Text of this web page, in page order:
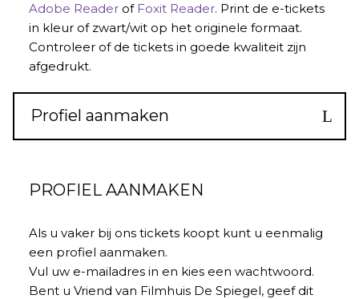
Adobe Reader of Foxit Reader. Print de e-tickets
in kleur of zwart/wit op het originele formaat.
Controleer of de tickets in goede kwaliteit zijn
afgedrukt.
Profiel aanmaken
PROFIEL AANMAKEN
Als u vaker bij ons tickets koopt kunt u eenmalig
een profiel aanmaken.
Vul uw e-mailadres in en kies een wachtwoord.
Bent u Vriend van Filmhuis De Spiegel, geef dit